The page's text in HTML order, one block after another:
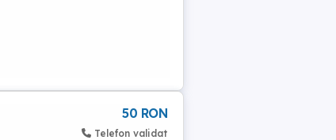
50 RON
Telefon validat